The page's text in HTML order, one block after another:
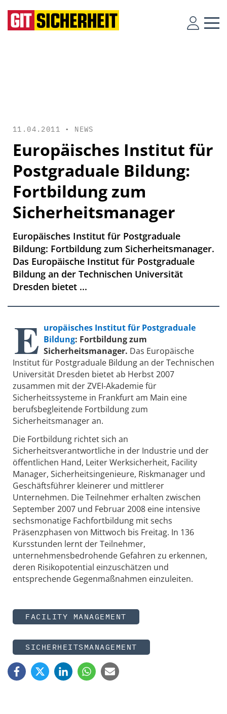
11.04.2011 • NEWS
Europäisches Institut für
Postgraduale Bildung:
Fortbildung zum
Sicherheitsmanager
Europäisches Institut für Postgraduale
Bildung: Fortbildung zum Sicherheitsmanager.
Das Europäische Institut für Postgraduale
Bildung an der Technischen Universität
Dresden bietet ...
E uropäisches Institut für Postgraduale
Bildung: Fortbildung zum
Sicherheitsmanager. Das Europäische
Institut für Postgraduale Bildung an der Technischen
Universität Dresden bietet ab Herbst 2007
zusammen mit der ZVEI-Akademie für
Sicherheitssysteme in Frankfurt am Main eine
berufsbegleitende Fortbildung zum
Sicherheitsmanager an.
Die Fortbildung richtet sich an
Sicherheitsverantwortliche in der Industrie und der
öffentlichen Hand, Leiter Werksicherheit, Facility
Manager, Sicherheitsingenieure, Riskmanager und
Geschäftsführer kleinerer und mittlerer
Unternehmen. Die Teilnehmer erhalten zwischen
September 2007 und Februar 2008 eine intensive
sechsmonatige Fachfortbildung mit sechs
Präsenzphasen von Mittwoch bis Freitag. In 136
Kursstunden lernt der Teilnehmer,
unternehmensbedrohende Gefahren zu erkennen,
deren Risikopotential einzuschätzen und
entsprechende Gegenmaßnahmen einzuleiten.
FACILITY MANAGEMENT
SICHERHEITSMANAGEMENT